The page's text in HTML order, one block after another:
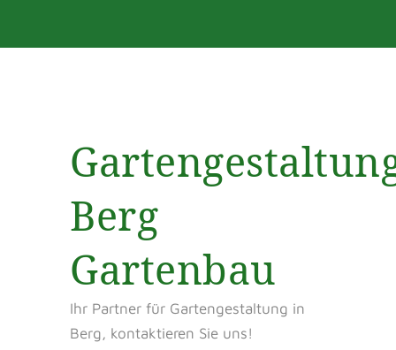
Berg
Gartenbau
Ihr Partner für Gartengestaltung in
Berg, kontaktieren Sie uns!